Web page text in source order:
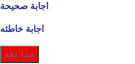
اجابة صحيحة
اجابة خاطئه
متابعة